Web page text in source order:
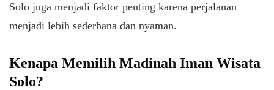
Solo juga menjadi faktor penting karena perjalanan
menjadi lebih sederhana dan nyaman.
Kenapa Memilih Madinah Iman Wisata
Solo?